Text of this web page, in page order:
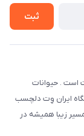
ثبت
است . حیوانات
ایران وِت دلچسب
زیبا همیشه در